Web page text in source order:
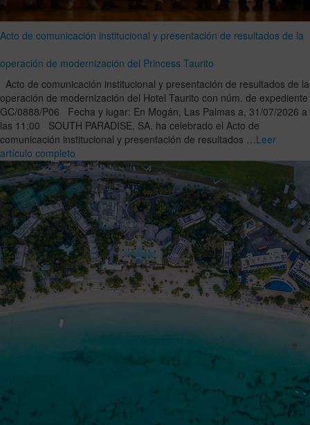
Acto de comunicación institucional y presentación de resultados de la
operación de modernización del Princess Taurito
Acto de comunicación institucional y presentación de resultados de la
operación de modernización del Hotel Taurito con núm. de expediente
GC/0888/P06 Fecha y lugar: En Mogán, Las Palmas a, 31/07/2026 a
las 11:00 SOUTH PARADISE, SA. ha celebrado el Acto de
comunicación institucional y presentación de resultados …Leer
artículo completo